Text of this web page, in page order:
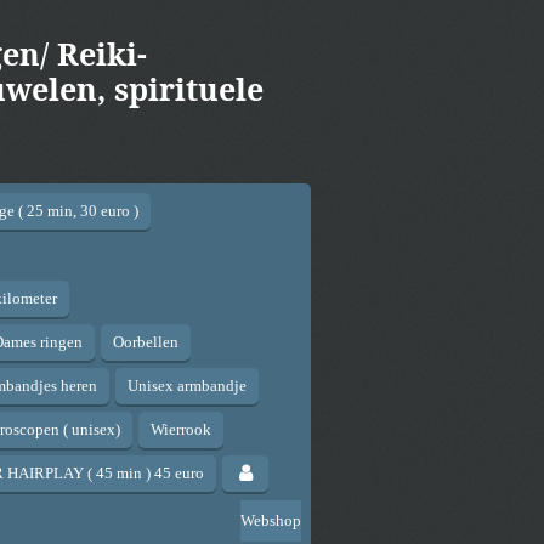
Reiki-
spirituele
( 25 min, 30 euro )
ringen Oorbellen
heren Unisex armbandje
( unisex) Wierrook
HAIRPLAY ( 45 min ) 45 euro
Webshop